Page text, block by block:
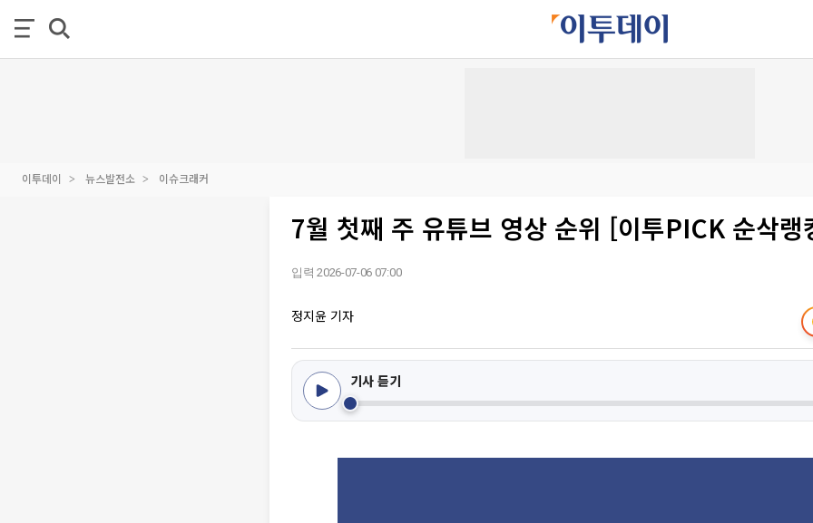
이투데이 뉴스발전소 이슈크래커
7월 첫째 주 유튜브 영상 순위 [이투PICK 순삭랭
입력 2026-07-06 07:00
정지윤 기자
기사 듣기